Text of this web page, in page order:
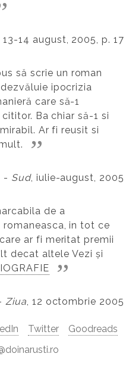
13-14 august, 2005, p. 17
să scrie un roman
ipocrizia
care să-1
Ba chiar să-1 si
Ar fi reusit si
- Sud, iulie-august, 2005
de a
in tot ce
ar fi meritat premii
decat altele Vezi și
Ziua, 12 octombrie 2005
Twitter
Goodreads